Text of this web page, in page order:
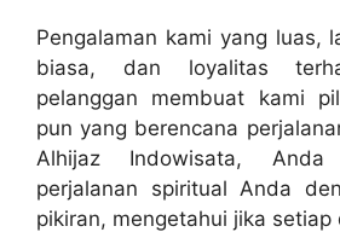
Pengalaman kami yang luas,
biasa, dan loyalitas
pelanggan membuat kami
pun yang berencana
Alhijaz Indowisata,
perjalanan spiritual Anda
pikiran, mengetahui jika